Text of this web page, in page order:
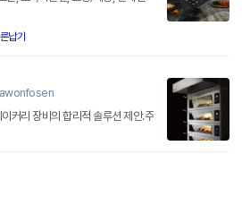
납기
커리 장비의 합리적 솔루션 제안.주